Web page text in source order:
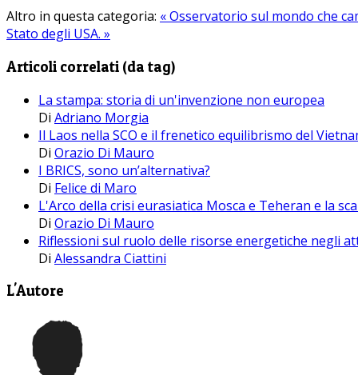
Altro in questa categoria: « Osservatorio sul mondo che
Stato degli USA. »
Articoli correlati (da tag)
La stampa: storia di un'invenzione non europea
Di Adriano Morgia
Il Laos nella SCO e il frenetico equilibrismo del
Di Orazio Di Mauro
I BRICS, sono un’alternativa?
Di Felice di Maro
L'Arco della crisi eurasiatica Mosca e Teheran e la
Di Orazio Di Mauro
Riflessioni sul ruolo delle risorse energetiche negli
Di Alessandra Ciattini
L'Autore